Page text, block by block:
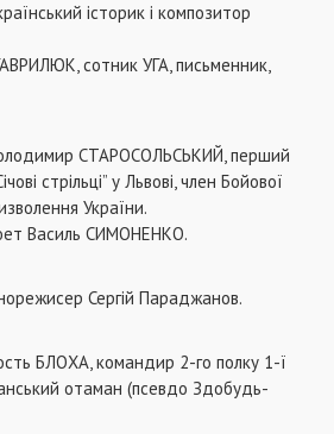
історик і композитор
сотник УГА, письменник,
СТАРОСОЛЬСЬКИЙ, перший
стрільці” у Львові, член Бойової
України.
Василь СИМОНЕНКО.
Сергій Параджанов.
БЛОХА, командир 2-го полку 1-ї
отаман (псевдо Здобудь-